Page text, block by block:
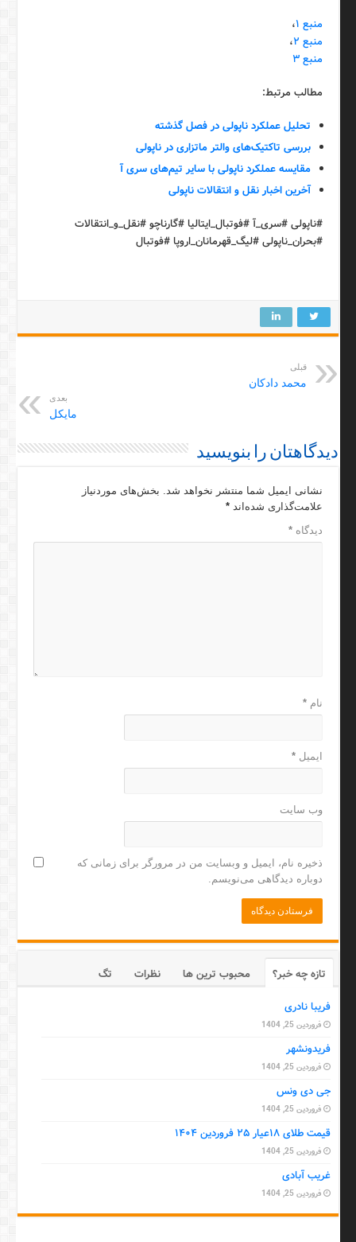
منبع ۱ ،
منبع ۲
،
منبع ۳
مطالب مرتبط:
تحلیل عملکرد ناپولی در فصل گذشته
بررسی تاکتیک‌های والتر ماتزاری در ناپولی
مقایسه عملکرد ناپولی با سایر تیم‌های سری آ
آخرین اخبار نقل و انتقالات ناپولی
#ناپولی #سری_آ #فوتبال_ایتالیا #گارناچو #نقل_و_انتقالات
#بحران_ناپولی #لیگ_قهرمانان_اروپا #فوتبال
قبلی
محمد دادکان
بعدی
مایکل
دیدگاهتان را بنویسید
نشانی ایمیل شما منتشر نخواهد شد.
بخش‌های موردنیاز
علامت‌گذاری شده‌اند*
دیدگاه*
نام*
ایمیل*
وب‌ سایت
ذخیره نام، ایمیل و وبسایت من در مرورگر برای زمانی که
دوباره دیدگاهی می‌نویسم.
تازه چه خبر؟ محبوب ترین ها نظرات
تگ
فریبا نادری
فروردین 25, 1404
فریدونشهر
فروردین 25, 1404
جی دی ونس
فروردین 25, 1404
قیمت طلای ۱۸عیار ۲۵ فروردین ۱۴۰۴
فروردین 25, 1404
غریب آبادی
فروردین 25, 1404